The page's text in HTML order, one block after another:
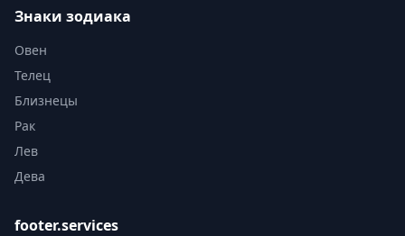
Знаки зодиака
Овен
Телец
Близнецы
Рак
Лев
Дева
footer.services